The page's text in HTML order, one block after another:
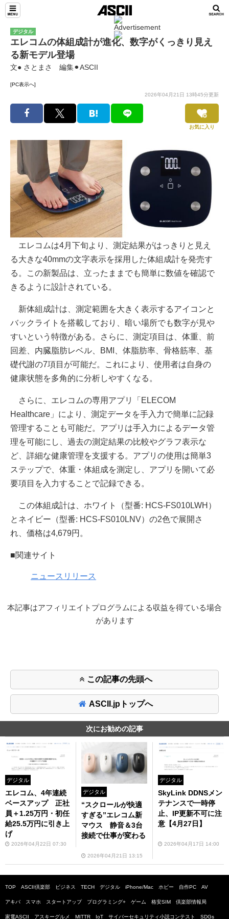
デジタル
エレコムの体組成計が進化、数字がくっきり見え
る新モデル登場
文● さとまさ 編集⚫︎ASCII
[PC表示へ]
2026年04月21日 13時45分更新
お気に入り
エレコムは4月下旬より、測定結果がはっきりと見え
る大きな40mmの文字表示を採用した体組成計を発売す
る。この新製品は、立ったままでも簡単に数値を確認で
きるように設計されている。
新体組成計は、測定範囲を大きく表示するアイコンと
バックライトを搭載しており、暗い場所でも数字が見や
すいという特徴がある。さらに、測定項目は、体重、前
回差、内臓脂肪レベル、BMI、体脂肪率、骨格筋率、基
礎代謝の7項目が可能だ。これにより、使用者は自身の
健康状態を多角的に分析しやすくなる。
さらに、エレコムの専用アプリ「ELECOM
Healthcare」により、測定データを手入力で簡単に記録
管理することも可能だ。アプリは手入力によるデータ管
理を可能にし、過去の測定結果の比較やグラフ表示な
ど、詳細な健康管理を支援する。アプリの使用は簡単3
ステップで、体重・体組成を測定し、アプリを開いて必
要項目を入力することで記録できる。
この体組成計は、ホワイト（型番: HCS-FS010LWH）
とネイビー（型番: HCS-FS010LNV）の2色で展開さ
れ、価格は4,679円。
■関連サイト
ニュースリリース
本記事はアフィリエイトプログラムによる収益を得ている場合
があります
この記事の先頭へ
ASCII.jpトップへ
次にお勧めの記事
デジタル
エレコム、4年連続
ベースアップ 正社
員＋1.25万円・初任
給25.5万円に引き上
げ
2026年04月22日 07:30
デジタル
“スクロールが快適
すぎる”エレコム新
マウス 静音＆3台
接続で仕事が変わる
2026年04月21日 13:15
デジタル
SkyLink DDNSメン
テナンスで一時停
止、IP更新不可に注
意【4月27日】
2026年04月17日 14:00
TOP ASCII倶楽部 ビジネス TECH デジタル iPhone/Mac ホビー 自作PC AV
アキバ スマホ スタートアップ プログラミング+ ゲーム 格安SIM 倶楽部情報局
家電ASCII アスキーグルメ MITTR IoT サイバーセキュリティ小説コンテスト SDGs